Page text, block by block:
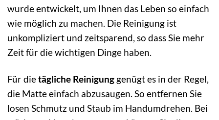
wurde entwickelt, um Ihnen das Leben so einfach
wie möglich zu machen. Die Reinigung ist
unkompliziert und zeitsparend, so dass Sie mehr
Zeit für die wichtigen Dinge haben.
Für dietägliche Reinigung genügt es in der Regel,
die Matte einfach abzusaugen. So entfernen Sie
losen Schmutz und Staub im Handumdrehen. Bei